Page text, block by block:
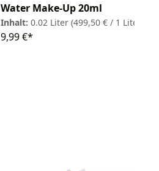
Water Make-Up 20ml
Inhalt: 0.02 Liter (499,50 € / 1 Liter)
9,99 €*